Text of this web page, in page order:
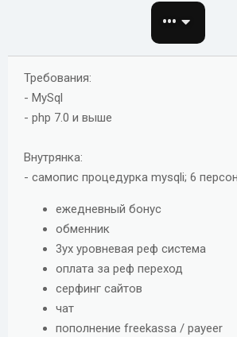
•••
Требования:
- MySql
- php 7.0 и выше
Внутрянка:
- самопис процедурка mysqli; 6
ежедневный бонус
обменник
3ух уровневая реф система
оплата за реф переход
серфинг сайтов
чат
пополнение freekassa / payeer